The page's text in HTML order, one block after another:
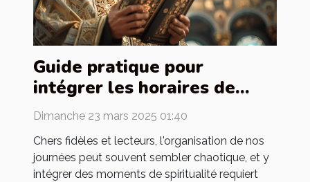
Guide pratique pour
intégrer les horaires de
messes dans votre
Dimanche 23 mars 2025 01:40
Chers fidèles et lecteurs, l'organisation de nos
journées peut souvent sembler chaotique, et y
intégrer des moments de spiritualité requiert